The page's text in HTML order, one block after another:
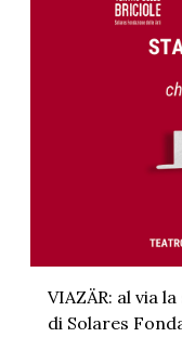
VIAZÄR: al via
di Solares